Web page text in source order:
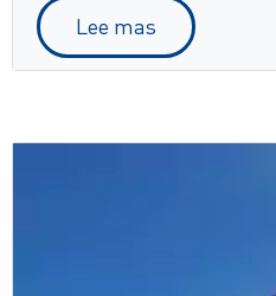
Lee mas